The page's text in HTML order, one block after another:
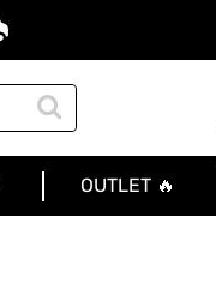
OUTLET 🔥